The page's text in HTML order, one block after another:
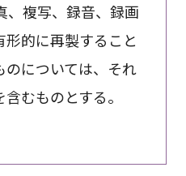
複写、録音、録画
的に再製すること
については、それ
むものとする。